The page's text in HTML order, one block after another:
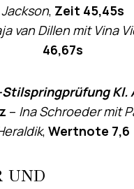
Jackson, Zeit 45,45s
van Dillen mit Vina
46,67s
Kl.
– Ina Schroeder mit
, Wertnote 7,6
UND